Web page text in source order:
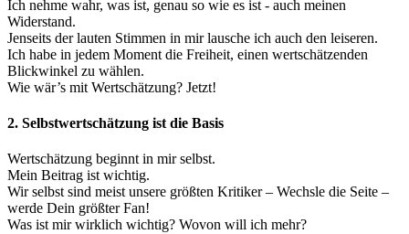
Ich nehme wahr, was ist, genau so wie es ist - auch meinen
Widerstand.
Jenseits der lauten Stimmen in mir lausche ich auch den leiseren.
Ich habe in jedem Moment die Freiheit, einen wertschätzenden
Blickwinkel zu wählen.
Wie wär’s mit Wertschätzung? Jetzt!
2. Selbstwertschätzung ist die Basis
Wertschätzung beginnt in mir selbst.
Mein Beitrag ist wichtig.
Wir selbst sind meist unsere größten Kritiker – Wechsle die Seite –
werde Dein größter Fan!
Was ist mir wirklich wichtig? Wovon will ich mehr?